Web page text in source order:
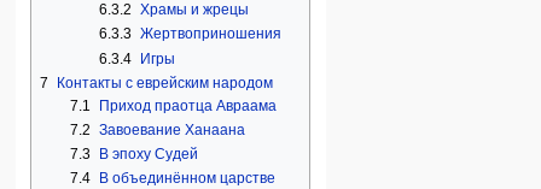
6.3.2 Храмы и жрецы
6.3.3 Жертвоприношения
6.3.4 Игры
7
Контакты с еврейским народом
7.1
Приход праотца Авраама
7.2 Завоевание Ханаана
7.3
В эпоху Судей
7.4
В объединённом царстве